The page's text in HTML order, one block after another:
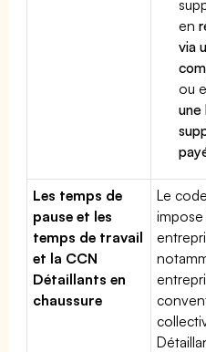
en
via
ou
une
Les temps de
pause et les
temps de travail
et la CCN
Détaillants en
chaussure
Le